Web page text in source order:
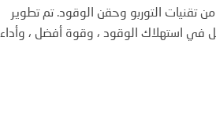
تقنيات التوربو وحقن الوقود. تم تطوير
في استهلاك الوقود ، وقوة أفضل ، وأداء